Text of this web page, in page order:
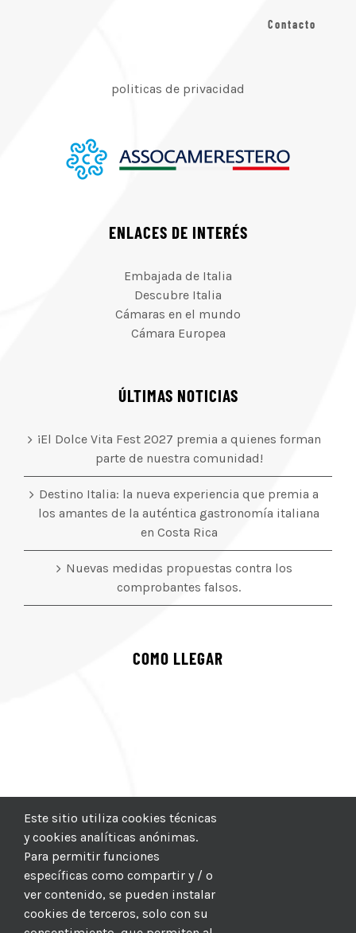
Contacto
politicas de privacidad
ENLACES DE INTERÉS
Embajada de Italia
Descubre Italia
Cámaras en el mundo
Cámara Europea
ÚLTIMAS NOTICIAS
¡El Dolce Vita Fest 2027 premia a quienes forman
parte de nuestra comunidad!
Destino Italia: la nueva experiencia que premia a
los amantes de la auténtica gastronomía italiana
en Costa Rica
Nuevas medidas propuestas contra los
comprobantes falsos.
COMO LLEGAR
Este sitio utiliza cookies técnicas
y cookies analíticas anónimas.
Para permitir funciones
específicas como compartir y / o
ver contenido, se pueden instalar
cookies de terceros, solo con su